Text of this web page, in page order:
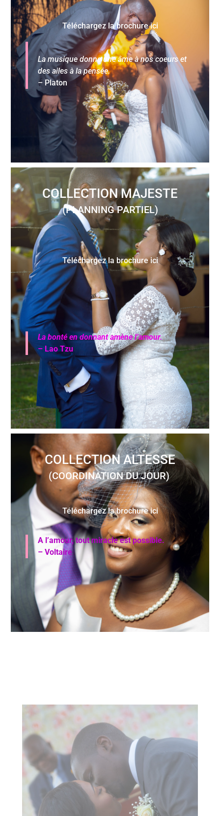
Téléchargez la brochure ici
La musique donne une âme à nos coeurs et
des ailes à la pensée.
– Platon
COLLECTION MAJESTE
(PLANNING PARTIEL)
Téléchargez la brochure ici
La bonté en donnant amène l’amour.
– Lao Tzu
COLLECTION ALTESSE
(COORDINATION DU JOUR)
Téléchargez la brochure ici
A l’amour, tout miracle est possible.
– Voltaire